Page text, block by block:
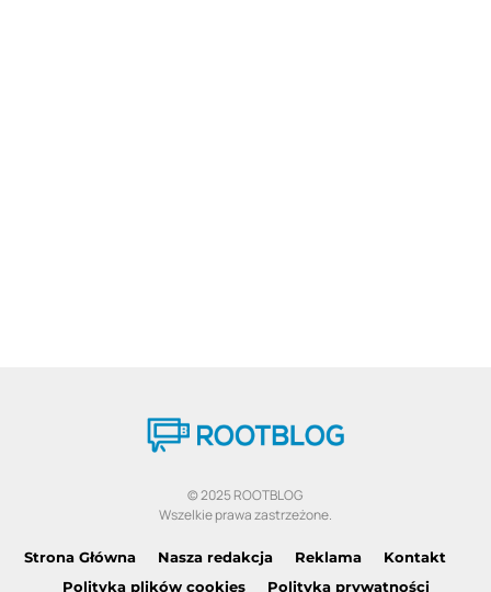
© 2025 ROOTBLOG
Wszelkie prawa zastrzeżone.
Strona Główna Nasza redakcja Reklama
Kontakt
Polityka plików cookies
Polityka prywatności